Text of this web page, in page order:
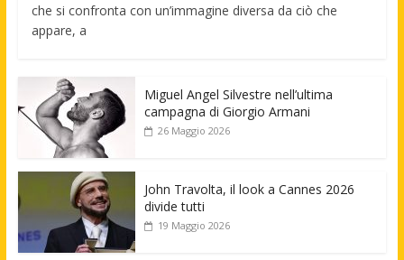
che si confronta con un’immagine diversa da ciò che
appare, a
Miguel Angel Silvestre nell’ultima
campagna di Giorgio Armani
26 Maggio 2026
John Travolta, il look a Cannes 2026
divide tutti
19 Maggio 2026